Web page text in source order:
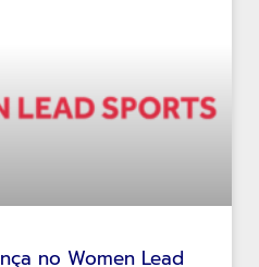
no Women Lead